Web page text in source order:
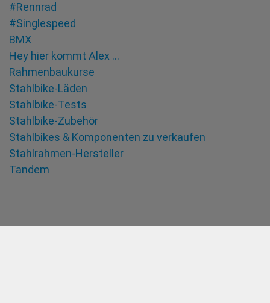
#Rennrad
#Singlespeed
BMX
Hey hier kommt Alex …
Rahmenbaukurse
Stahlbike-Läden
Stahlbike-Tests
Stahlbike-Zubehör
Stahlbikes & Komponenten zu verkaufen
Stahlrahmen-Hersteller
Tandem